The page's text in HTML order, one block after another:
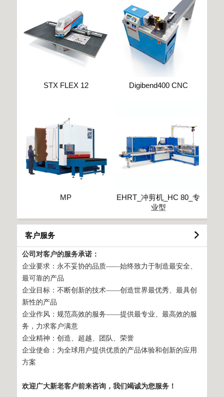
STX FLEX 12 Digibend400 CNC
MP
EHRT_冲剪机_HC 80_专
业型
客户服务
公司对客户的服务承诺：
企业要求：永不妥协的品质——始终致力于制造最安全、
最可靠的产品
企业目标：不断创新的技术——创造世界最优秀、最具创
新性的产品
企业作风：规范高效的服务——提供最专业、最高效的服
务，力求客户满意
企业精神：创造、超越、团队、荣誉
企业使命：为全球用户提供优质的产品体验和创新的应用
方案
欢迎广大新老客户前来咨询，我们竭诚为您服务！